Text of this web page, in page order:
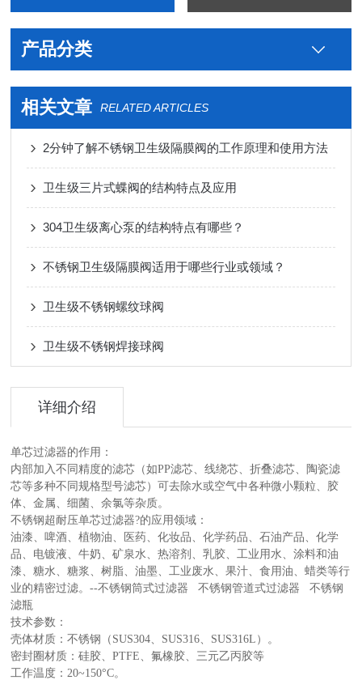
产品分类
相关文章 RELATED ARTICLES
2分钟了解不锈钢卫生级隔膜阀的工作原理和使用方法
卫生级三片式蝶阀的结构特点及应用
304卫生级离心泵的结构特点有哪些？
不锈钢卫生级隔膜阀适用于哪些行业或领域？
卫生级不锈钢螺纹球阀
卫生级不锈钢焊接球阀
详细介绍
单芯过滤器的作用：
内部加入不同精度的滤芯（如PP滤芯、线绕芯、折叠滤芯、陶瓷滤
芯等多种不同规格型号滤芯）可去除水或空气中各种微小颗粒、胶
体、金属、细菌、余氯等杂质。
不锈钢超耐压单芯过滤器?的应用领域：
油漆、啤酒、植物油、医药、化妆品、化学药品、石油产品、化学
品、电镀液、牛奶、矿泉水、热溶剂、乳胶、工业用水、涂料和油
漆、糖水、糖浆、树脂、油墨、工业废水、果汁、食用油、蜡类等行
业的精密过滤。--不锈钢筒式过滤器 不锈钢管道式过滤器 不锈钢
滤瓶
技术参数：
壳体材质：不锈钢（SUS304、SUS316、SUS316L）。
密封圈材质：硅胶、PTFE、氟橡胶、三元乙丙胶等
工作温度：20~150°C。